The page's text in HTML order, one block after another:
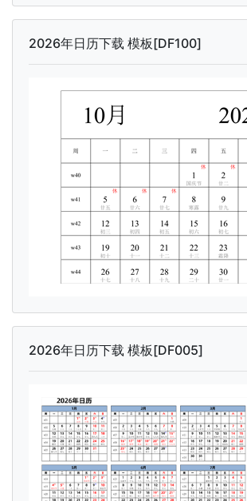
2026年日历下载 模板[DF100]
2026年日历下载 模板[DF005]